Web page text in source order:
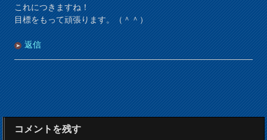
これにつきますね！
目標をもって頑張ります。（＾＾）
返信
コメントを残す